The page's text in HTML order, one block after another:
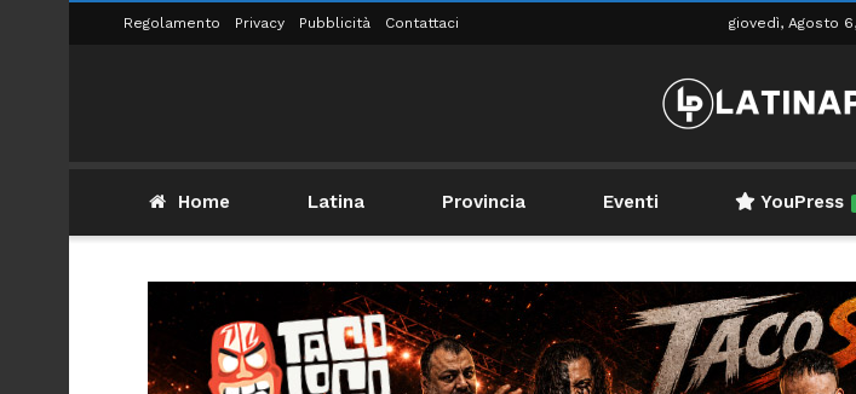
Regolamento Privacy Pubblicità Contattaci giovedì, Agosto
Home Latina Provincia Eventi YouPress